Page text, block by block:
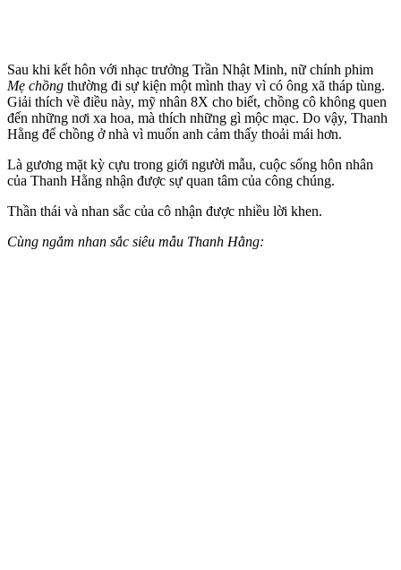
Sau khi kết hôn với nhạc trưởng Trần Nhật Minh, nữ chính phim
Mẹ chồng thường đi sự kiện một mình thay vì có ông xã tháp tùng.
Giải thích về điều này, mỹ nhân 8X cho biết, chồng cô không quen
đến những nơi xa hoa, mà thích những gì mộc mạc. Do vậy, Thanh
Hằng để chồng ở nhà vì muốn anh cảm thấy thoải mái hơn.
Là gương mặt kỳ cựu trong giới người mẫu, cuộc sống hôn nhân
của Thanh Hằng nhận được sự quan tâm của công chúng.
Thần thái và nhan sắc của cô nhận được nhiều lời khen.
Cùng ngắm nhan sắc siêu mẫu Thanh Hằng: